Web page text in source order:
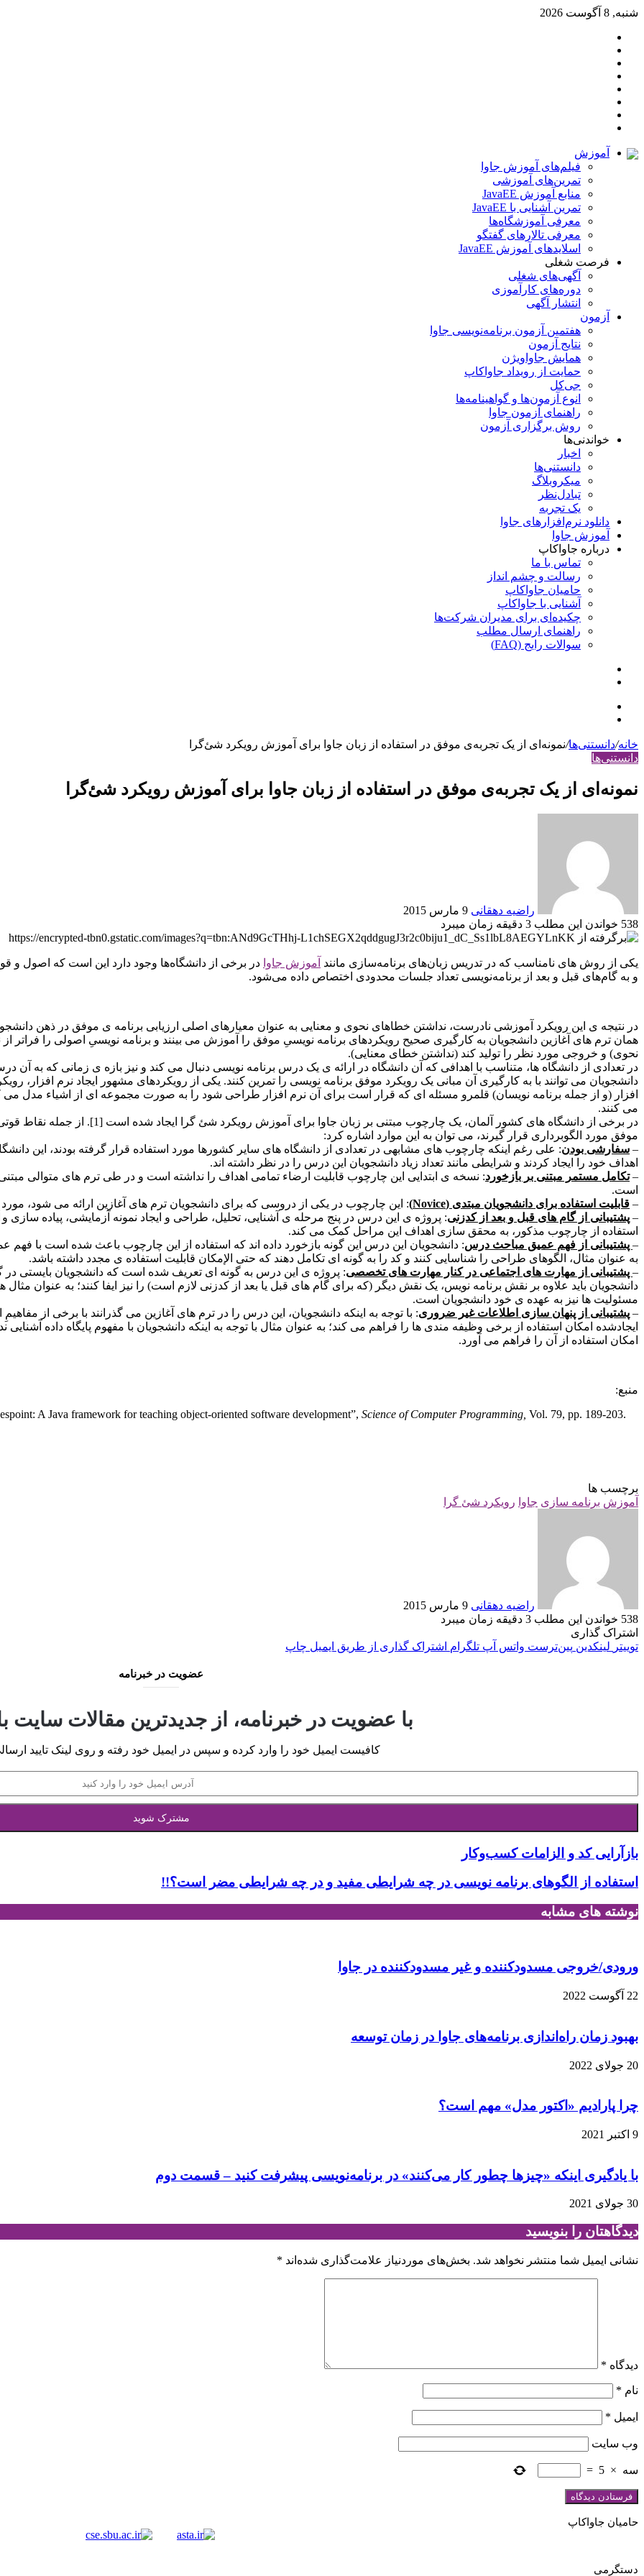
شنبه, 8 آگوست 2026
آموزش
فیلم‌های آموزش جاوا
تمرین‌های آموزشی
منابع آموزش JavaEE
تمرین آشنایی با JavaEE
معرفی آموزشگاه‌ها
معرفی تالارهای گفتگو
اسلایدهای آموزش JavaEE
فرصت شغلی
آگهی‌های شغلی
دوره‌های کارآموزی
انتشار آگهی
آزمون
هفتمین آزمون برنامه‌نویسی جاوا
نتایج آزمون
همایش جاواویژن
حمایت از رویداد جاواکاپ
جی‌کل
انوع آزمون‌ها و گواهینامه‌ها
راهنمای آزمون جاوا
روش برگزاری آزمون
خواندنی‌ها
اخبار
دانستنی‌ها
میکروبلاگ
تبادل‌نظر
یک تجربه
دانلود نرم‌افزارهای جاوا
آموزش جاوا
درباره جاواکاپ
تماس با ما
رسالت و چشم انداز
حامیان جاواکاپ
آشنایی با جاواکاپ
چکیده‌ای برای مدیران شرکت‌ها
راهنمای ارسال مطلب
سوالات رایج (FAQ)
خانه/دانستنی‌ها/نمونه‌ای از یک تجربه‌ی موفق در استفاده از زبان جاوا برای آموزش رویکرد شئ‌گرا
دانستنی‌ها
نمونه‌ای از یک تجربه‌ی موفق در استفاده از زبان جاوا برای آموزش رویکرد شئ‌گرا
راضیه دهقانی 9 مارس 2015
538 خواندن این مطلب 3 دقیقه زمان می‎برد
یکی از روش های نامناسب که در تدریس زبان‌های برنامه‌سازی مانند آموزش جاوا در برخی از دانشگاه‌ها وجود دارد این است که اصول
و به گام‌های قبل و بعد از برنامه‌نویسی تعداد جلسات محدودی اختصاص داده می‌شود.
در نتیجه ی این رویکرد آموزشی نادرست، نداشتن خطاهای نحوی و معنایی به عنوان معیارهای اصلی ارزیابی برنامه ی موفق در ذهن
همان ترم های آغازین دانشجویان به کارگیری صحیح رویکردهای برنامه نویسیِ موفق را آموزش می بینند و برنامه نویسیِ اصولی را فراتر
نحوی) و خروجی مورد نظر را تولید کند (نداشتن خطای معنایی).
در تعدادی از دانشگاه ها، متناسب با اهدافی که آن دانشگاه در ارائه ی یک درس برنامه نویسی دنبال می کند و نیز بازه ی زمانی که
افزار (و از جمله برنامه نویسان) قلمرو مسئله ای که قرار است برای آن نرم افزار طراحی شود را به صورت مجموعه ای از اشیاء مدل می
می کنند.
در برخی از دانشگاه های کشور آلمان، یک چارچوب مبتنی
موفق مورد الگوبرداری قرار گیرند، می توان به این موارد اشاره کرد:
– سفارشی بودن: علی رغم اینکه چارچوب های مشابهی در تعدادی از دانشگاه های سایر کشورها مورد استفاده قرار گرفته بودند، این
اهداف خود را ایجاد کردند و شرایطی مانند تعداد زیاد دانشجویان این درس را در نظر داشته اند.
–تکامل مستمر مبتنی بر بازخورد: نسخه ی ابتدایی این چارچوب قابلیت ارضاء تمامی اهداف را نداشته است و در طی ترم های متوالی مبتنی
است.
– قابلیت استفاده برای دانشجویان مبتدی (Novice)
: این چارچوب در یکی از دروسی که برای دانشجویان ترم های آغازین ارائه می شود،
– پشتیبانی از گام های قبل و بعد از کدزنی: پروژه ی این درس در پنج مرحله ی آشنایی، تحلیل، طراحی و ایجاد نمونه آزمایشی، پیاده
استفاده از چارچوب مذکور، به محقق سازی اهداف این مراحل کمک می کند.
– پشتیبانی از فهم عمیق مباحث درس: دانشجویان این درس این گونه بازخورد داده اند که استفاده از این چارچوب باعث شده است با فهم
به عنوان مثال، الگوهای طراحی را شناسایی کنند و کد را به گونه ای تکامل دهند که حتی الإمکان قابلیت استفاده ی مجدد داشته باشد.
– پشتیبانی از مهارت های اجتماعی در کنار مهارت های تخصصی: پروژه ی این درس به گونه ای تعریف شده است که دانشجویان بایستی در
دانشجویان باید علاوه بر نقش برنامه نویس، یک نقش دیگر (که برای گام های قبل یا بعد از کدزنی لازم است) را نیز ایفا کنند؛ به عنوان
مسئولیت ها نیز به عهده ی خود دانشجویان است.
– پشتیبانی از پنهان سازی اطلاعات غیر ضروری: با توجه به اینکه دانشجویان، این درس را در ترم های آغازین می گذرانند با برخی از
ایجادشده امکان استفاده از برخی وظیفه مندی ها را فراهم می کند؛ به عنوان مثال با توجه به اینکه دانشجویان با مفهوم پایگاه داده آشنایی
امکان استفاده از آن را فراهم می آورد.
منبع:
A Java framework for teaching object-oriented software development”, Science of Computer Programming, Vol. 79, pp. 189-203.
برچسب ها
آموزش برنامه سازی جاوا رویکرد شئ گرا
راضیه دهقانی 9 مارس 2015
538 خواندن این مطلب 3 دقیقه زمان می‎برد
اشتراک گذاری
توییتر لینکدین ‫پین‌ترست واتس آپ تلگرام اشتراک گذاری از طریق ایمیل چاپ
عضویت در خبرنامه
با عضویت در خبرنامه، از جدیدترین مقالات سایت
کافیست ایمیل خود را وارد کرده و سپس در ایمیل خود رفته و روی لینک تایید
خود
وارد
کنید
بازآرایی کد و الزامات کسب‌وکار
استفاده از الگوهای برنامه نویسی در چه شرایطی مفید و در چه شرایطی مضر است؟!!
نوشته های مشابه
ورودی/خروجی مسدودکننده و غیر مسدودکننده در جاوا
22 آگوست 2022
بهبود زمان راه‌اندازی برنامه‌های جاوا در زمان توسعه
20 جولای 2022
چرا پارادیم «اکتور مدل» مهم است؟
9 اکتبر 2021
با یادگیری اینکه «چیزها چطور کار می‌کنند» در برنامه‌نویسی پیشرفت کنید – قسمت دوم
30 جولای 2021
دیدگاهتان را بنویسید
نشانی ایمیل شما منتشر نخواهد شد. بخش‌های موردنیاز علامت‌گذاری شده‌اند *
دیدگاه *
نام *
ایمیل *
وب‌ سایت
سه ×
5
=
حامیان جاواکاپ
دستگرمی